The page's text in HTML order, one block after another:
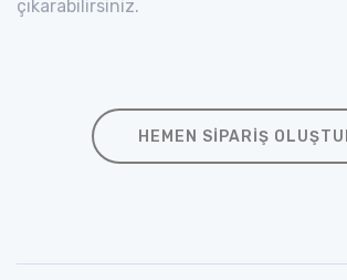
çıkarabilirsiniz.
HEMEN SIPARIŞ